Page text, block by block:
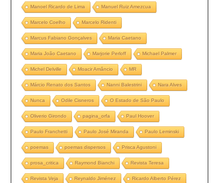
Manoel Ricardo de Lima Manuel Ruiz Amezcua
Marcelo Coelho Marcelo Ridenti
Marcus Fabiano Gonçalves Maria Caetano
Maria João Caetano Marjorie Perloff Michael Palmer
Michel Delville Moacir Amâncio MR
Márcio Renato dos Santos Nanni Balestrini Nara Alves
Nunca Odile Cisneros O Estado de São Paulo
Oliverio Girondo pagina_orfa Paul Hoover
Paulo Franchetti Paulo José Miranda Paulo Leminski
poemas poemas dispersos Prisca Agustoni
prosa_critica Raymond Bianchi Revista Teresa
Revista Veja Reynaldo Jiménez Ricardo Alberto Pérez